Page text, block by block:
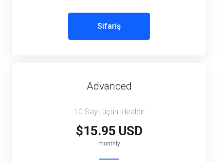
Sifariş
Advanced
10 Sayt üçün idealdır
$15.95 USD
monthly